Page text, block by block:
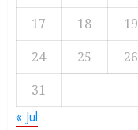
17
18 19
24
25 26
31
« Jul